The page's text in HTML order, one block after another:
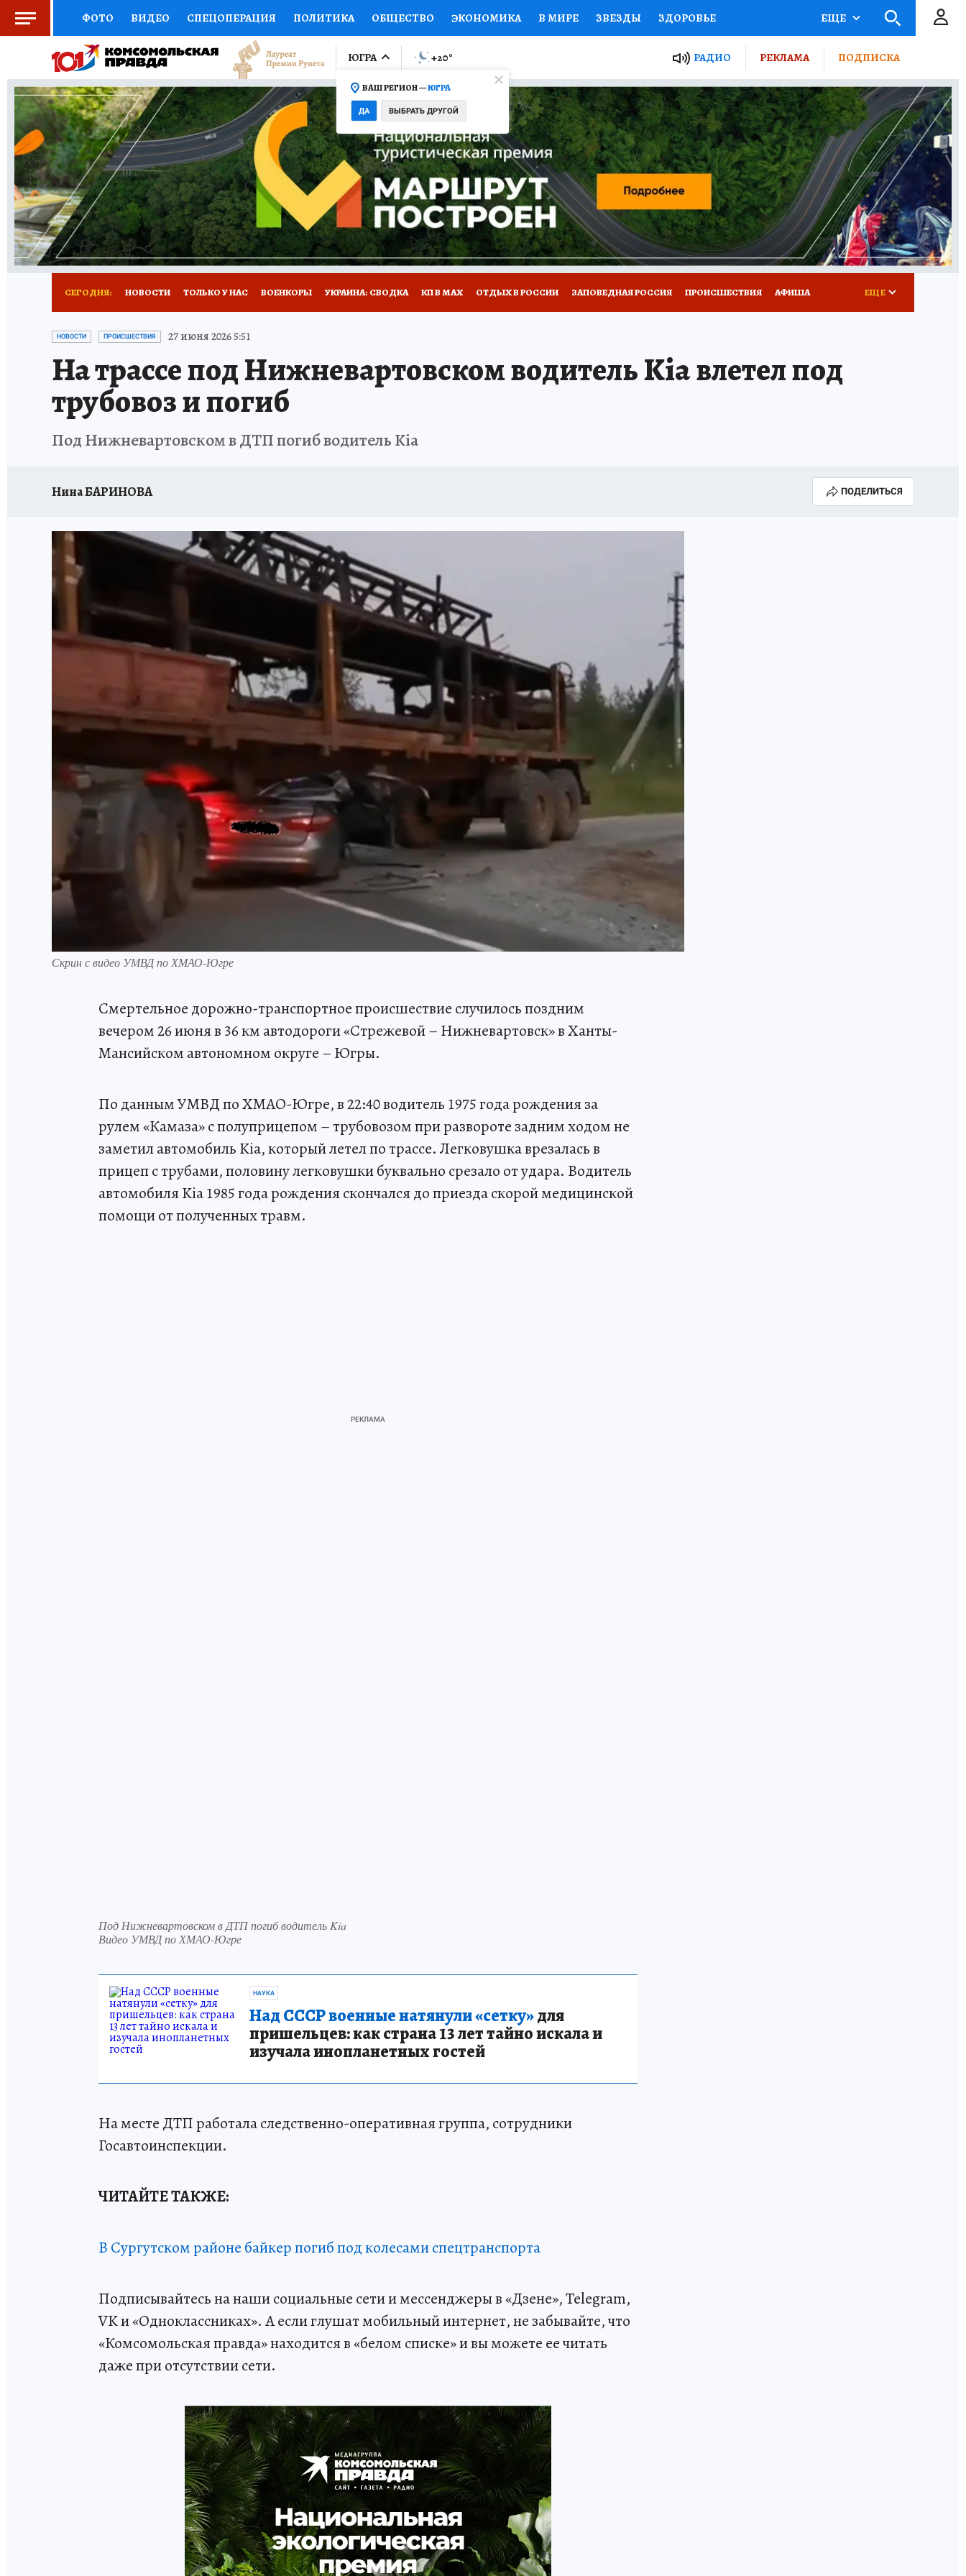
ФОТО ВИДЕО СПЕЦОПЕРАЦИЯ ПОЛИТИКА ОБЩЕСТВО ЭКОНОМИКА В МИРЕ ЗВЕЗДЫ ЗДОРОВЬЕ
СОЦПОДДЕРЖКА НАУКА СПОРТ КОЛУМНИСТЫ ПРОИСШЕСТВИЯ НАЦИОНАЛЬНЫЕ ПРОЕКТЫ РОССИИ
ВЫБОР ЭКСПЕРТОВ ДОКТОР ФИНАНСЫ ОТКРЫВАЕМ МИР СЕМЬЯ ЖЕНСКИЕ СЕКРЕТЫ ПУТЕВОДИТЕЛЬ
КНИЖНАЯ ПОЛКА ПРОГНОЗЫ НА СПОРТ ПРОМОКОДЫ СЕРИАЛЫ СПЕЦПРОЕКТЫ ДЕФИЦИТ ЖЕЛЕЗА ТУРИЗМ
ПРЕСС-ЦЕНТР НЕДВИЖИМОСТЬ ТЕЛЕВИЗОР КОЛЛЕКЦИИ КОНКУРСЫ РАБОТА У НАС ГИД ПОТРЕБИТЕЛЯ ВСЕ О КП
РАДИО КП РЕКЛАМА ТЕСТЫ НОВОЕ НА САЙТЕ
ЕЩЕ
ЮГРА
ВАШ РЕГИОН —ЮГРА
ДА ВЫБРАТЬ ДРУГОЙ
+20° РАДИО РЕКЛАМА ПОДПИСКА
СЕГОДНЯ: НОВОСТИ ТОЛЬКО У НАС ВОЕНКОРЫ УКРАИНА: СВОДКА КП В МАХ ОТДЫХ В РОССИИ ЗАПОВЕДНАЯ РОССИЯ ПРОИСШЕСТВИЯ АФИША
ИСПЫТАНО НА СЕБЕ
ЕЩЕ
НОВОСТИ ПРОИСШЕСТВИЯ 27 июня 2026 5:51
На трассе под Нижневартовском водитель Kia влетел под
трубовоз и погиб
Под Нижневартовском в ДТП погиб водитель Kia
Нина БАРИНОВА ПОДЕЛИТЬСЯ
Скрин с видео УМВД по ХМАО-Югре
Смертельное дорожно-транспортное происшествие случилось поздним
вечером 26 июня в 36 км автодороги «Стрежевой – Нижневартовск» в Ханты-
Мансийском автономном округе – Югры.
По данным УМВД по ХМАО-Югре, в 22:40 водитель 1975 года рождения за
рулем «Камаза» с полуприцепом – трубовозом при развороте задним ходом не
заметил автомобиль Kia, который летел по трассе. Легковушка врезалась в
прицеп с трубами, половину легковушки буквально срезало от удара. Водитель
автомобиля Kia 1985 года рождения скончался до приезда скорой медицинской
помощи от полученных травм.
Под Нижневартовском в ДТП погиб водитель Kia
Видео УМВД по ХМАО-Югре
НАУКА
Над СССР военные натянули «сетку»для
пришельцев: как страна 13 лет тайно искала и
изучала инопланетных гостей
На месте ДТП работала следственно-оперативная группа, сотрудники
Госавтоинспекции.
ЧИТАЙТЕ ТАКЖЕ:
В Сургутском районе байкер погиб под колесами спецтранспорта
Подписывайтесь на наши социальные сети и мессенджеры в «Дзене», Telegram,
VK и «Одноклассниках». А если глушат мобильный интернет, не забывайте, что
«Комсомольская правда» находится в «белом списке» и вы можете ее читать
даже при отсутствии сети.